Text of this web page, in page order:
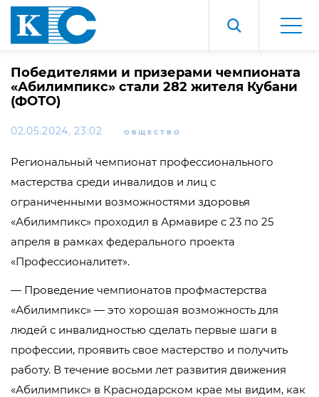
Победителями и призерами чемпионата
«Абилимпикс» стали 282 жителя Кубани
(ФОТО)
02.05.2024, 23:02 ОБЩЕСТВО
Региональный чемпионат профессионального
мастерства среди инвалидов и лиц с
ограниченными возможностями здоровья
«Абилимпикс» проходил в Армавире с 23 по 25
апреля в рамках федерального проекта
«Профессионалитет».
— Проведение чемпионатов профмастерства
«Абилимпикс» — это хорошая возможность для
людей с инвалидностью сделать первые шаги в
профессии, проявить свое мастерство и получить
работу. В течение восьми лет развития движения
«Абилимпикс» в Краснодарском крае мы видим, как